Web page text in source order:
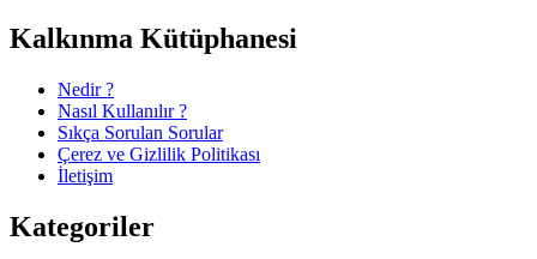
Kalkınma Kütüphanesi
Nedir ?
Nasıl Kullanılır ?
Sıkça Sorulan Sorular
Çerez ve Gizlilik Politikası
İletişim
Kategoriler